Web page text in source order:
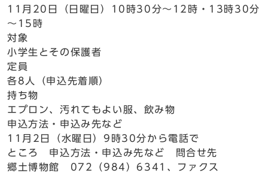
11月20日（日曜日）10時30分～12時・13時30分
～15時
対象
小学生とその保護者
定員
各8人（申込先着順）
持ち物
エプロン、汚れてもよい服、飲み物
申込方法・申込み先など
11月2日（水曜日）9時30分から電話で
ところ 申込方法・申込み先など 問合せ先
郷土博物館 072（984）6341、ファクス